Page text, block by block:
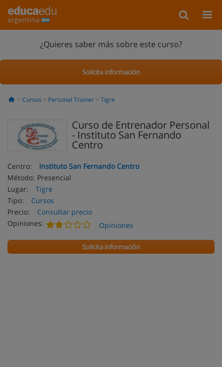
argentina
¿Quieres saber más sobre este curso?
Solicita información
Cursos Personal Trainer Tigre
Curso de Entrenador Personal
- Instituto San Fernando
Centro
Centro:
Instituto San Fernando Centro
Método: Presencial
Lugar:
Tigre
Tipo:
Cursos
Precio:
Consultar precio
Opiniones:
Opiniones
Solicita información